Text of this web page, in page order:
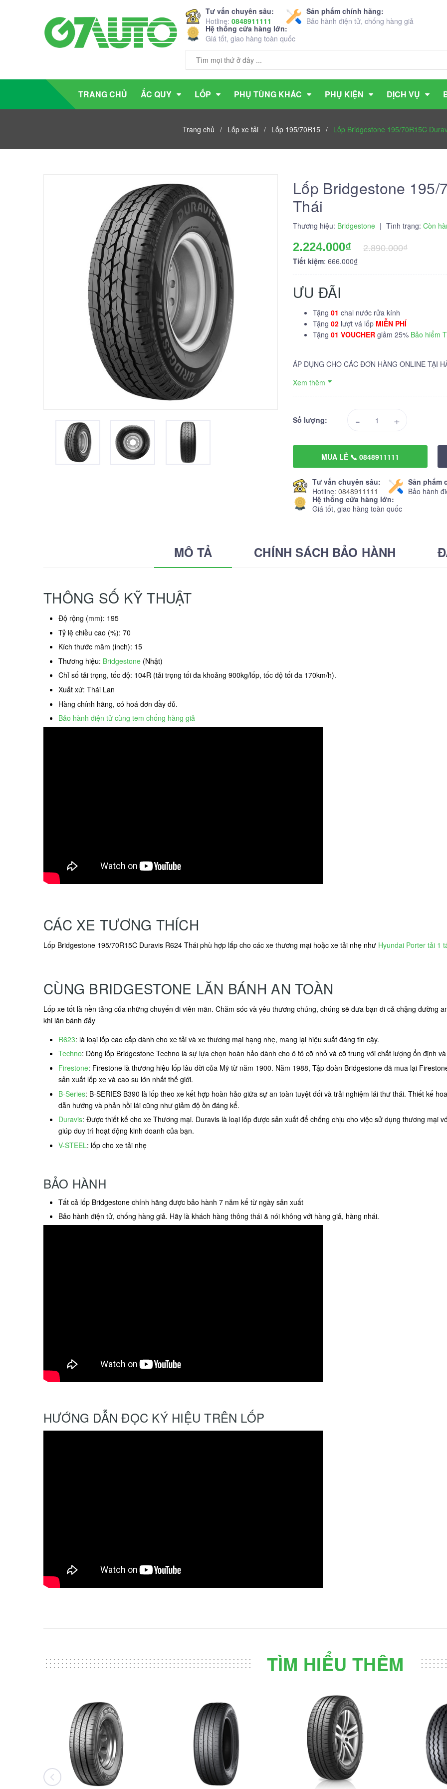
Tư vấn chuyên sâu:
Hotline: 0848911111
Sản phẩm chính hãng:
Bảo hành điện tử, chống hàng giả
Hệ thống cửa hàng lớn:
Giá tốt, giao hàng toàn quốc
TRANG CHỦ ẮC QUY LỐP PHỤ TÙNG KHÁC PHỤ KIỆN DỊCH VỤ
Trang chủ / Lốp xe tải / Lốp 195/70R15 / Lốp Bridgestone 195/70R15C
Lốp Bridgestone 195/
Thái
Thương hiệu: Bridgestone | Tình trạng: Còn
2.224.000₫
2.890.000₫
Tiết kiệm: 666.000₫
ƯU ĐÃI
Tặng 01 chai nước rửa kính
Tặng 02 lượt vá lốp MIỄN PHÍ
Tặng 01 VOUCHER giảm 25% Bảo hiểm
ÁP DỤNG CHO CÁC ĐƠN HÀNG ONLINE TẠI
Xem thêm
Số lượng: - +
MUA LẺ 📞 0848911111
Tư vấn chuyên sâu:
Hotline: 0848911111
Sản phẩm
Bảo hành
Hệ thống cửa hàng lớn:
Giá tốt, giao hàng toàn quốc
MÔ TẢ CHÍNH SÁCH BẢO HÀNH
THÔNG SỐ KỸ THUẬT
Độ rộng (mm): 195
Tỷ lệ chiều cao (%): 70
Kích thước mâm (inch): 15
Thương hiệu: Bridgestone (Nhật)
Chỉ số tải trọng, tốc độ: 104R (tải trọng tối đa khoảng 900kg/lốp, tốc độ tối đa 170km/h).
Xuất xứ: Thái Lan
Hàng chính hãng, có hoá đơn đầy đủ.
Bảo hành điện tử cùng tem chống hàng giả
CÁC XE TƯƠNG THÍCH
Lốp Bridgestone 195/70R15C Duravis R624 Thái phù hợp lắp cho các xe thương mại hoặc xe tải nhẹ như Hyundai Porter tải 1
CÙNG BRIDGESTONE LĂN BÁNH AN TOÀN
Lốp xe tốt là nền tảng của những chuyến đi viên mãn. Chăm sóc và yêu thương chúng, chúng sẽ đưa bạn đi cả chặng đường
khi lăn bánh đấy
R623: là loại lốp cao cấp dành cho xe tải và xe thương mại hạng nhẹ, mang lại hiệu suất đáng tin cậy.
Techno: Dòng lốp Bridgestone Techno là sự lựa chọn hoàn hảo dành cho ô tô cỡ nhỏ và cỡ trung với chất lượng ổn định
Firestone: Firestone là thương hiệu lốp lâu đời của Mỹ từ năm 1900. Năm 1988, Tập đoàn Bridgestone đã mua lại
sản xuất lốp xe và cao su lớn nhất thế giới.
B-Series: B-SERIES B390 là lốp theo xe kết hợp hoàn hảo giữa sự an toàn tuyệt đối và trải nghiệm lái thư thái. Thiết kế
dẫn hướng và phản hồi lái cũng như giảm độ ồn đáng kể.
Duravis: Được thiết kế cho xe Thương mại. Duravis là loại lốp được sản xuất để chống chịu cho việc sử dụng thương mại
giúp duy trì hoạt động kinh doanh của bạn.
V-STEEL: lốp cho xe tải nhẹ
BẢO HÀNH
Tất cả lốp Bridgestone chính hãng được bảo hành 7 năm kể từ ngày sản xuất
Bảo hành điện tử, chống hàng giả. Hãy là khách hàng thông thái & nói không với hàng giả, hàng nhái.
HƯỚNG DẪN ĐỌC KÝ HIỆU TRÊN LỐP
TÌM HIỂU THÊM